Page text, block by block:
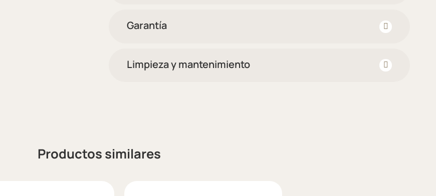
Garantía
Limpieza y mantenimiento
Productos similares